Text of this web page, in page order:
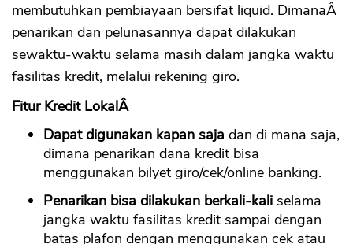
membutuhkan pembiayaan bersifat liquid. DimanaÂ
penarikan dan pelunasannya dapat dilakukan
sewaktu-waktu selama masih dalam jangka waktu
fasilitas kredit, melalui rekening giro.
Fitur Kredit LokalÂ
Dapat digunakan kapan saja dan di mana saja,
dimana penarikan dana kredit bisa
menggunakan bilyet giro/cek/online banking.
Penarikan bisa dilakukan berkali-kali selama
jangka waktu fasilitas kredit sampai dengan
batas plafon dengan menggunakan cek atau